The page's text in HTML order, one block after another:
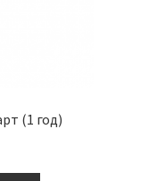
(1 год)